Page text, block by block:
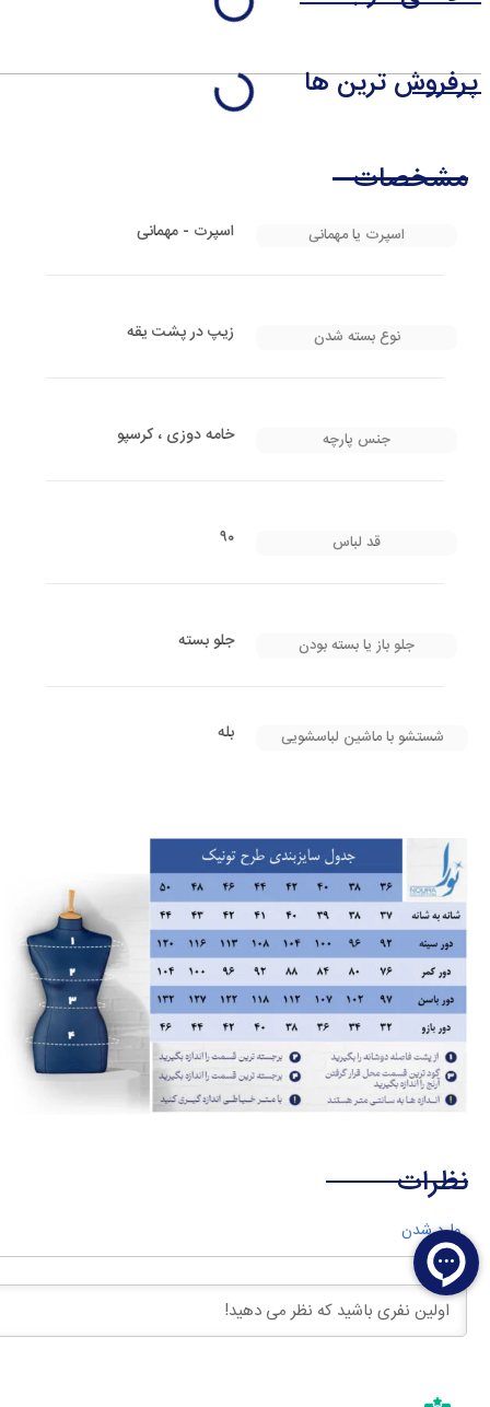
پرفروش ترین ها
مشخصات
اسپرت یا مهمانی اسپرت - مهمانی
نوع بسته شدن زیپ در پشت یقه
جنس پارچه خامه دوزی ، کرسپو
قد لباس ۹۰
جلو باز یا بسته بودن جلو بسته
شستشو با ماشین لباسشویی بله
نظرات
وارد شدن